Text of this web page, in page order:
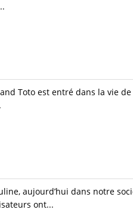
Toto est entré dans la vie
aujourd’hui dans notre
ont...